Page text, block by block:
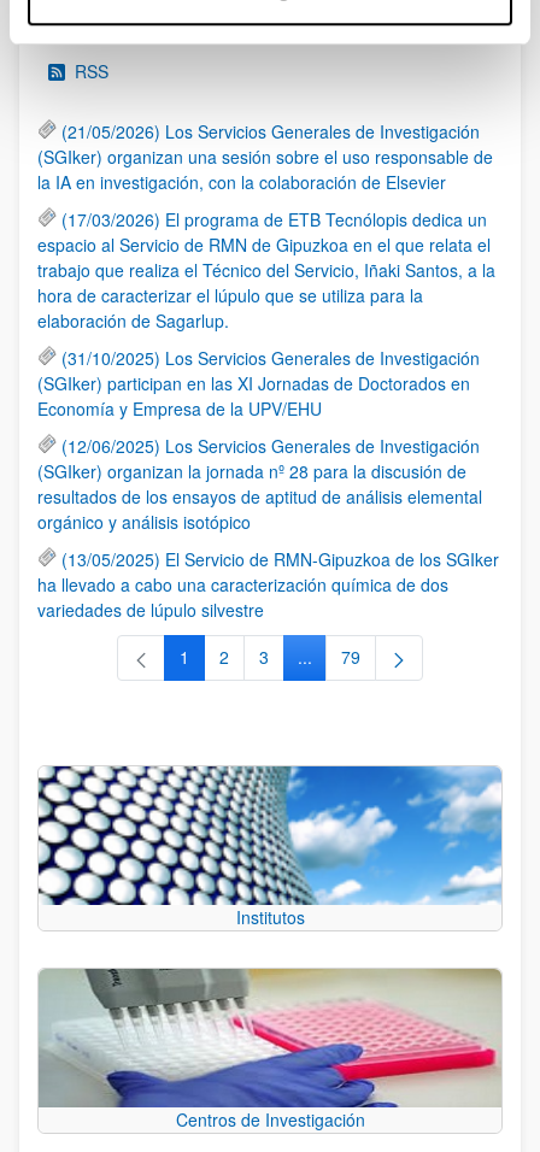
Noticias
RSS
(21/05/2026) Los Servicios Generales de Investigación
(SGIker) organizan una sesión sobre el uso responsable de
la IA en investigación, con la colaboración de Elsevier
(17/03/2026) El programa de ETB Tecnólopis dedica un
espacio al Servicio de RMN de Gipuzkoa en el que relata el
trabajo que realiza el Técnico del Servicio, Iñaki Santos, a la
hora de caracterizar el lúpulo que se utiliza para la
elaboración de Sagarlup.
(31/10/2025) Los Servicios Generales de Investigación
(SGIker) participan en las XI Jornadas de Doctorados en
Economía y Empresa de la UPV/EHU
(12/06/2025) Los Servicios Generales de Investigación
(SGIker) organizan la jornada nº 28 para la discusión de
resultados de los ensayos de aptitud de análisis elemental
orgánico y análisis isotópico
(13/05/2025) El Servicio de RMN-Gipuzkoa de los SGIker
ha llevado a cabo una caracterización química de dos
variedades de lúpulo silvestre
Página
1 Página
2 Página
3 ...Páginas intermedias Use TAB
Página
79
Institutos
Centros de Investigación